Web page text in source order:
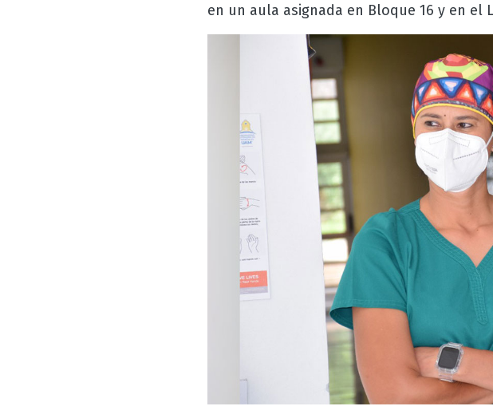
en un aula asignada en Bloque 16 y en el